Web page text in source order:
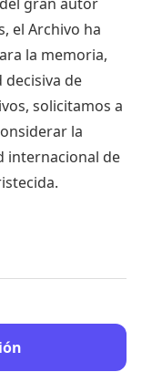
el Archivo ha
la memoria,
de
solicitamos a
la
internacional de